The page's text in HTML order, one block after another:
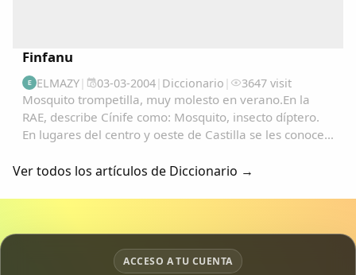
Finfanu
E ELMAZY| 03-03-2004| Diccionario | 3647 visit
Mosquito trompetilla, muy molesto en verano.En la
RAE, describe Cínife como: Mosquito, insecto díptero.
En lugares del centro y oeste de Castilla se les conoce
transformación en: "Pífano", "Pínfano...
Ver todos los artículos de Diccionario →
ACCESO A TU CUENTA